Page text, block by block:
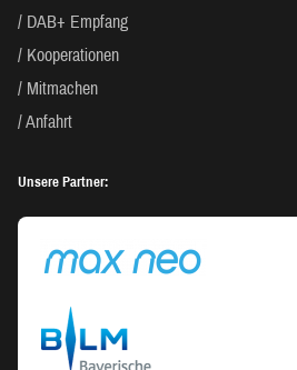
DAB+ Empfang
Kooperationen
Mitmachen
Anfahrt
Unsere Partner: